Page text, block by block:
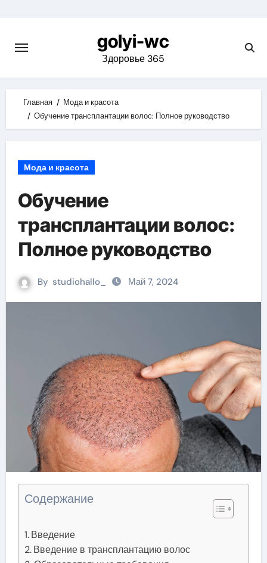
content
golyi-wc
Здоровье 365
Главная
Мода и красота
Обучение трансплантации волос: Полное руководство
Мода и красота
Обучение
трансплантации волос:
Полное руководство
By studiohallo_ Май 7, 2024
Содержание
Введение
Введение в трансплантацию волос